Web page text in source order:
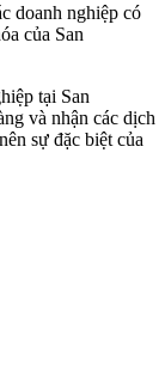
doanh nghiệp có
của San
tại San
và nhận các dịch
sự đặc biệt của